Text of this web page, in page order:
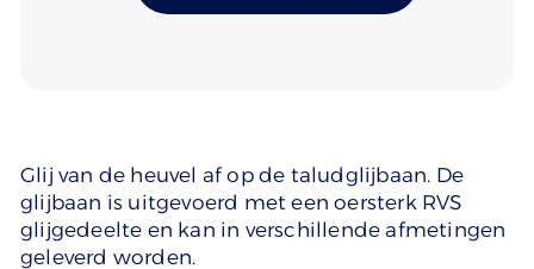
Glij van de heuvel af op de taludglijbaan. De
glijbaan is uitgevoerd met een oersterk RVS
glijgedeelte en kan in verschillende afmetingen
geleverd worden.